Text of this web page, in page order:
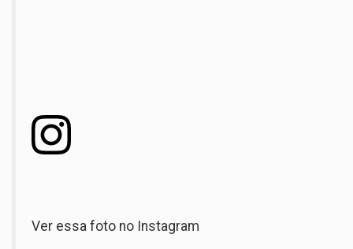
Ver essa foto no Instagram